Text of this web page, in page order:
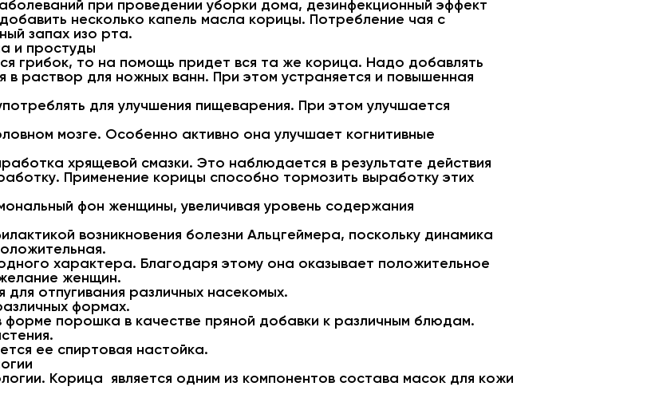
при проведении уборки дома, дезинфекционный эффект
несколько капель масла корицы. Потребление чая с
запах изо рта.
и простуды
грибок, то на помощь придет вся та же корица. Надо добавлять
в раствор для ножных ванн. При этом устраняется и повышенная
для улучшения пищеварения. При этом улучшается
мозге. Особенно активно она улучшает когнитивные
хрящевой смазки. Это наблюдается в результате действия
Применение корицы способно тормозить выработку этих
фон женщины, увеличивая уровень содержания
возникновения болезни Альцгеймера, поскольку динамика
характера. Благодаря этому она оказывает положительное
женщин.
отпугивания различных насекомых.
формах.
форме порошка в качестве пряной добавки к различным блюдам.
ее спиртовая настойка.
Корица является одним из компонентов состава масок для кожи